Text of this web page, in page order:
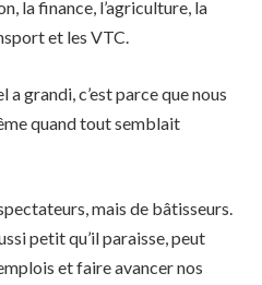
la finance, l’agriculture, la
et les VTC.
grandi, c’est parce que nous
quand tout semblait
mais de bâtisseurs.
petit qu’il paraisse, peut
et faire avancer nos